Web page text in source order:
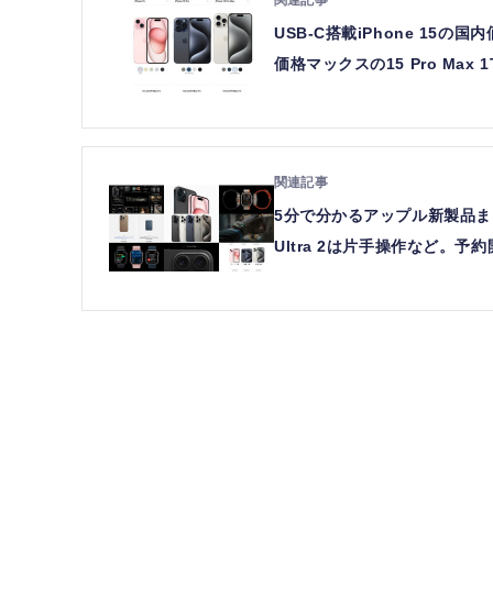
USB-C搭載iPhone 15の国内
価格マックスの15 Pro Max
5分で分かるアップル新製品
Ultra 2は片手操作など。予約